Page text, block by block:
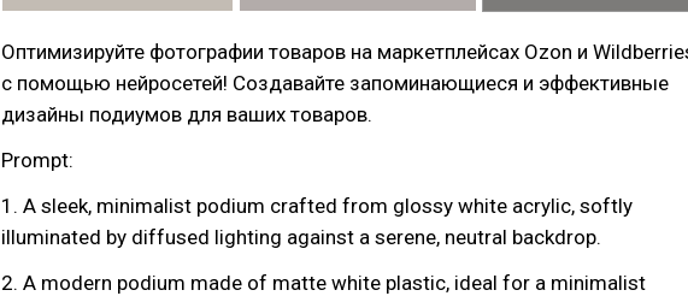
Оптимизируйте фотографии товаров на маркетплейсах Ozon и
с помощью нейросетей! Создавайте запоминающиеся и эффективные
дизайны подиумов для ваших товаров.
Prompt:
1. A sleek, minimalist podium crafted from glossy white acrylic, softly
illuminated by diffused lighting against a serene, neutral backdrop.
2. A modern podium made of matte white plastic, ideal for a minimalist